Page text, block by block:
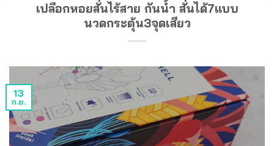
เปลือกหอยสั่นไร้สาย กันน้ำ สั่นได้7แบบ
นวดกระตุ้น3จุดเสียว
13
ก.ย.